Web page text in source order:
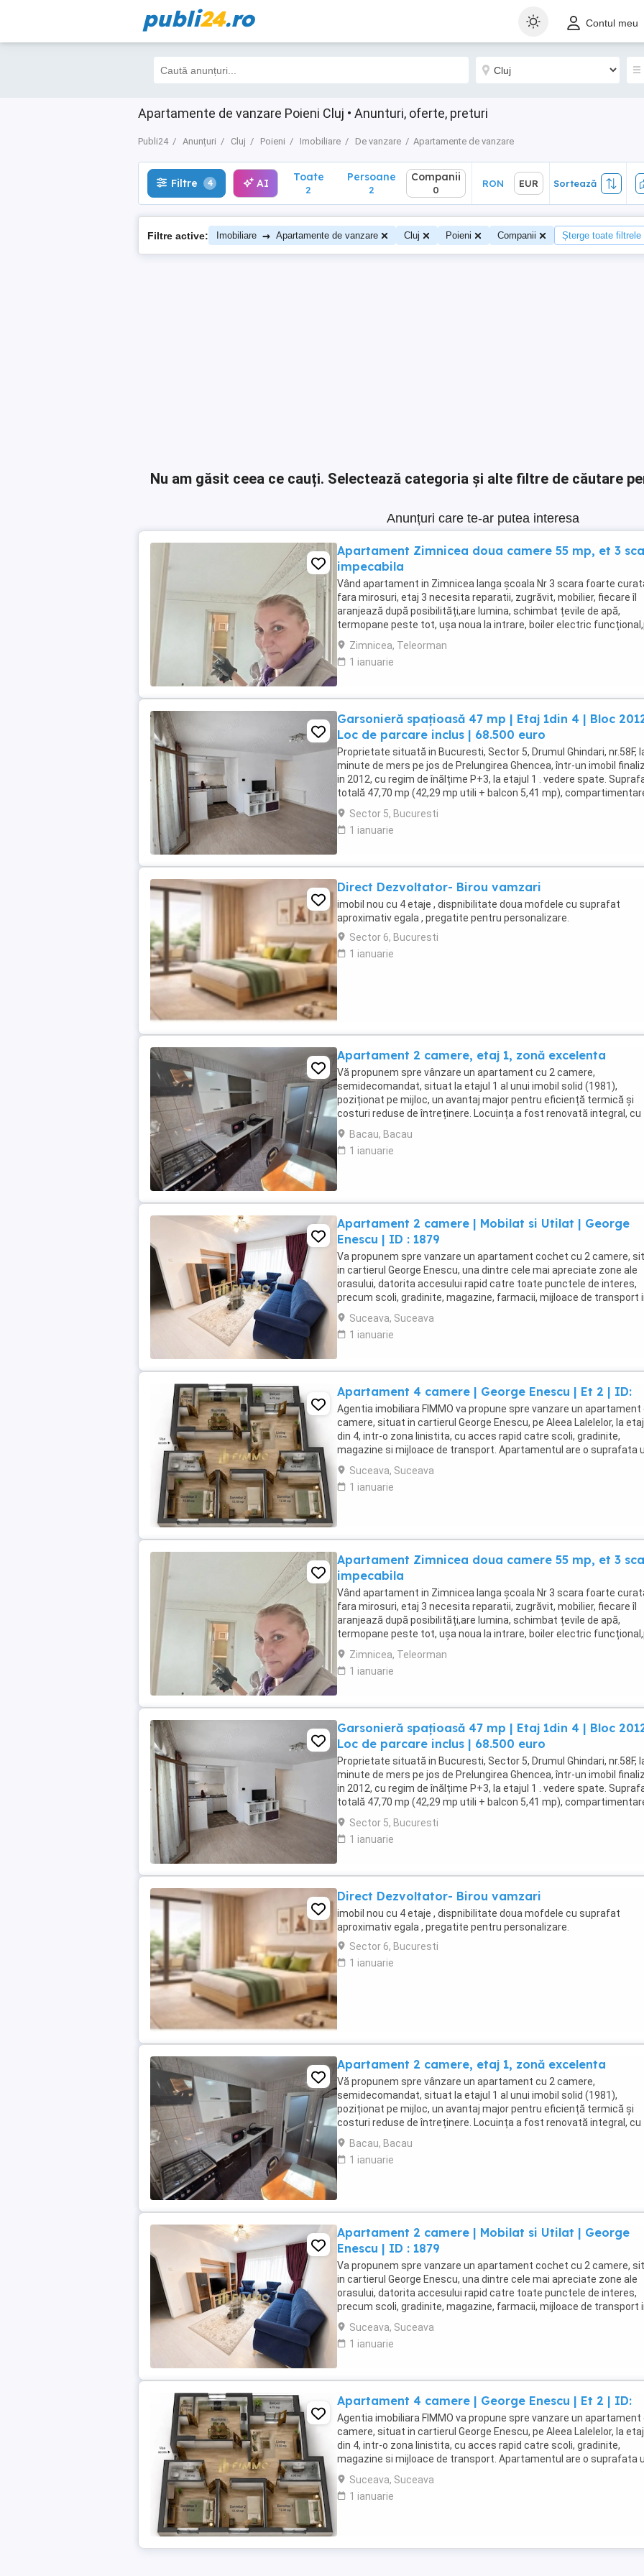
publi24.ro Contul meu
Apartamente de vanzare Poieni Cluj • Anunturi, oferte, preturi
Publi24 Anunțuri Cluj Poieni Imobiliare De vanzare Apartamente de vanzare
Filtre 4 AI EUR Sortează
Filtre 4 AI Toate
2
Persoane
2
Companii
0
RON EUR Sortează
Filtre active: Imobiliare → Apartamente de vanzare Cluj Poieni Companii Șterge toate filtrele
Nu am găsit ceea ce cauți. Selectează categoria și alte filtre de căutare
Anunțuri care te-ar putea interesa
Apartament Zimnicea doua camere 55 mp, et 3
impecabila
Vând apartament in Zimnicea langa școala Nr 3 scara foarte
fara mirosuri, etaj 3 necesita reparatii, zugrăvit, mobilier, fiecare îl
aranjează după posibilități,are lumina, schimbat țevile de apă,
termopane peste tot, ușa noua la intrare, boiler electric
mic 13000 euro pentru detalii ...
Zimnicea, Teleorman
1 ianuarie
Garsonieră spațioasă 47 mp | Etaj 1din 4 | Bloc
Loc de parcare inclus | 68.500 euro
Proprietate situată in Bucuresti, Sector 5, Drumul Ghindari, nr.58F,
minute de mers pe jos de Prelungirea Ghencea, într-un imobil
in 2012, cu regim de înălțime P+3, la etajul 1 . vedere spate.
totală 47,70 mp (42,29 mp utili + balcon 5,41 mp),
eficientă, bucătărie ...
Sector 5, Bucuresti
1 ianuarie
Direct Dezvoltator- Birou vamzari
imobil nou cu 4 etaje , dispnibilitate doua mofdele cu suprafat
aproximativ egala , pregatite pentru personalizare.
Sector 6, Bucuresti
1 ianuarie
Apartament 2 camere, etaj 1, zonă excelenta
Vă propunem spre vânzare un apartament cu 2 camere,
semidecomandat, situat la etajul 1 al unui imobil solid (1981),
poziționat pe mijloc, un avantaj major pentru eficiență termică și
costuri reduse de întreținere. Locuința a fost renovată integral, cu
finisaje și dotări de calitate superioară (interes ...
Bacau, Bacau
1 ianuarie
Apartament 2 camere | Mobilat si Utilat | George
Enescu | ID : 1879
Va propunem spre vanzare un apartament cochet cu 2 camere,
in cartierul George Enescu, una dintre cele mai apreciate zone ale
orasului, datorita accesului rapid catre toate punctele de interes,
precum scoli, gradinite, magazine, farmacii, mijloace de transport
comun si alte facilitati necesare ...
Suceava, Suceava
1 ianuarie
Apartament 4 camere | George Enescu | Et 2 | ID:
Agentia imobiliara FIMMO va propune spre vanzare un apartament
camere, situat in cartierul George Enescu, pe Aleea Lalelelor, la
din 4, intr-o zona linistita, cu acces rapid catre scoli, gradinite,
magazine si mijloace de transport. Apartamentul are o suprafata
de aproximativ 72,40 ...
Suceava, Suceava
1 ianuarie
Apartament Zimnicea doua camere 55 mp, et 3
impecabila
Vând apartament in Zimnicea langa școala Nr 3 scara foarte
fara mirosuri, etaj 3 necesita reparatii, zugrăvit, mobilier, fiecare îl
aranjează după posibilități,are lumina, schimbat țevile de apă,
termopane peste tot, ușa noua la intrare, boiler electric
mic 13000 euro pentru detalii ...
Zimnicea, Teleorman
1 ianuarie
Garsonieră spațioasă 47 mp | Etaj 1din 4 | Bloc
Loc de parcare inclus | 68.500 euro
Proprietate situată in Bucuresti, Sector 5, Drumul Ghindari, nr.58F,
minute de mers pe jos de Prelungirea Ghencea, într-un imobil
in 2012, cu regim de înălțime P+3, la etajul 1 . vedere spate.
totală 47,70 mp (42,29 mp utili + balcon 5,41 mp),
eficientă, bucătărie ...
Sector 5, Bucuresti
1 ianuarie
Direct Dezvoltator- Birou vamzari
imobil nou cu 4 etaje , dispnibilitate doua mofdele cu suprafat
aproximativ egala , pregatite pentru personalizare.
Sector 6, Bucuresti
1 ianuarie
Apartament 2 camere, etaj 1, zonă excelenta
Vă propunem spre vânzare un apartament cu 2 camere,
semidecomandat, situat la etajul 1 al unui imobil solid (1981),
poziționat pe mijloc, un avantaj major pentru eficiență termică și
costuri reduse de întreținere. Locuința a fost renovată integral, cu
finisaje și dotări de calitate superioară (interes ...
Bacau, Bacau
1 ianuarie
Apartament 2 camere | Mobilat si Utilat | George
Enescu | ID : 1879
Va propunem spre vanzare un apartament cochet cu 2 camere,
in cartierul George Enescu, una dintre cele mai apreciate zone ale
orasului, datorita accesului rapid catre toate punctele de interes,
precum scoli, gradinite, magazine, farmacii, mijloace de transport
comun si alte facilitati necesare ...
Suceava, Suceava
1 ianuarie
Apartament 4 camere | George Enescu | Et 2 | ID:
Agentia imobiliara FIMMO va propune spre vanzare un apartament
camere, situat in cartierul George Enescu, pe Aleea Lalelelor, la
din 4, intr-o zona linistita, cu acces rapid catre scoli, gradinite,
magazine si mijloace de transport. Apartamentul are o suprafata
de aproximativ 72,40 ...
Suceava, Suceava
1 ianuarie